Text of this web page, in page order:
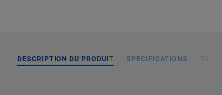
DESCRIPTION DU PRODUIT SPÉCIFICATIONS